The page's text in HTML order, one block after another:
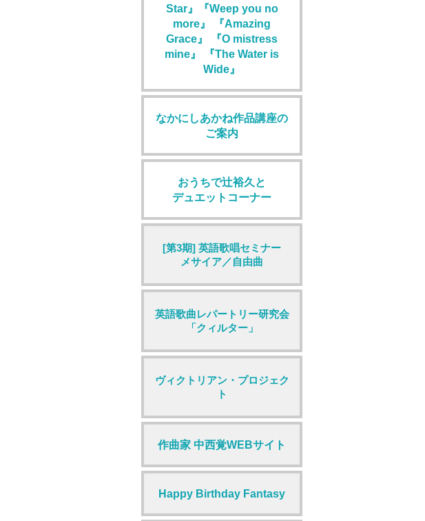
Star』『Weep you no
more』 『Amazing
Grace』 『O mistress
mine』 『The Water is
Wide』
なかにしあかね作品講座の
ご案内
おうちで辻裕久と
デュエットコーナー
[第3期] 英語歌唱セミナー
メサイア／自由曲
英語歌曲レパートリー研究会
「クィルター」
ヴィクトリアン・プロジェク
ト
作曲家 中西覚WEBサイト
Happy Birthday Fantasy